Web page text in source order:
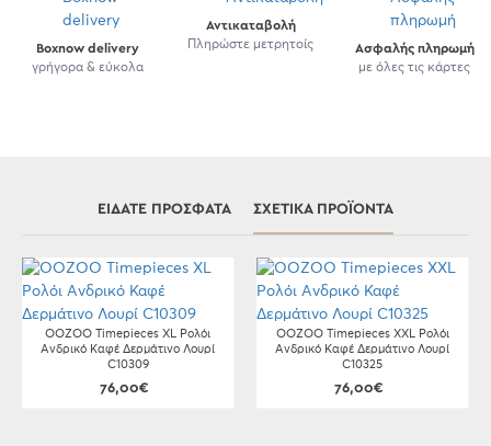
Boxnow delivery
γρήγορα & εύκολα
Αντικαταβολή
Πληρώστε μετρητοίς
Ασφαλής πληρωμή
με όλες τις κάρτες
ΕΊΔΑΤΕ ΠΡΌΣΦΑΤΑ ΣΧΕΤΙΚΆ ΠΡΟΪΌΝΤΑ
OOZOO Timepieces XL Ρολόι
Ανδρικό Καφέ Δερμάτινο Λουρί
C10309
76,00€
OOZOO Timepieces XXL Ρολόι
Ανδρικό Καφέ Δερμάτινο Λουρί
C10325
76,00€